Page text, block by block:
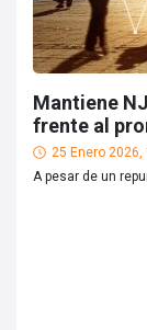
Mantiene
frente al
25 Enero 2026,
A pesar de un